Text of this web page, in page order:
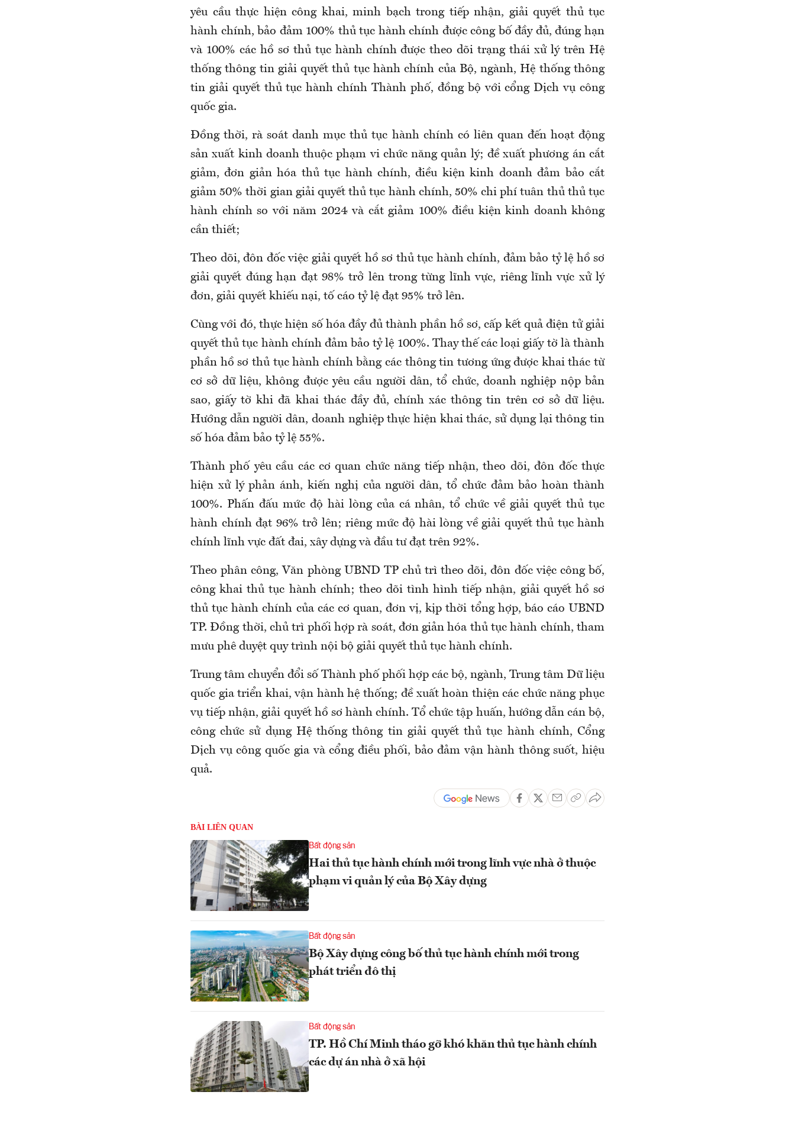
yêu cầu thực hiện công khai, minh bạch trong tiếp nhận, giải quyết thủ tục
hành chính, bảo đảm 100% thủ tục hành chính được công bố đầy đủ, đúng hạn
và 100% các hồ sơ thủ tục hành chính được theo dõi trạng thái xử lý trên Hệ
thống thông tin giải quyết thủ tục hành chính của Bộ, ngành, Hệ thống thông
tin giải quyết thủ tục hành chính Thành phố, đồng bộ với cổng Dịch vụ công
quốc gia.
Đồng thời, rà soát danh mục thủ tục hành chính có liên quan đến hoạt động
sản xuất kinh doanh thuộc phạm vi chức năng quản lý; đề xuất phương án cắt
giảm, đơn giản hóa thủ tục hành chính, điều kiện kinh doanh đảm bảo cắt
giảm 50% thời gian giải quyết thủ tục hành chính, 50% chi phí tuân thủ thủ tục
hành chính so với năm 2024 và cắt giảm 100% điều kiện kinh doanh không
cần thiết;
Theo dõi, đôn đốc việc giải quyết hồ sơ thủ tục hành chính, đảm bảo tỷ lệ hồ sơ
giải quyết đúng hạn đạt 98% trở lên trong từng lĩnh vực, riêng lĩnh vực xử lý
đơn, giải quyết khiếu nại, tố cáo tỷ lệ đạt 95% trở lên.
Cùng với đó, thực hiện số hóa đầy đủ thành phần hồ sơ, cấp kết quả điện tử giải
quyết thủ tục hành chính đảm bảo tỷ lệ 100%. Thay thế các loại giấy tờ là thành
phần hồ sơ thủ tục hành chính bằng các thông tin tương ứng được khai thác từ
cơ sở dữ liệu, không được yêu cầu người dân, tổ chức, doanh nghiệp nộp bản
sao, giấy tờ khi đã khai thác đầy đủ, chính xác thông tin trên cơ sở dữ liệu.
Hướng dẫn người dân, doanh nghiệp thực hiện khai thác, sử dụng lại thông tin
số hóa đảm bảo tỷ lệ 55%.
Thành phố yêu cầu các cơ quan chức năng tiếp nhận, theo dõi, đôn đốc thực
hiện xử lý phản ánh, kiến nghị của người dân, tổ chức đảm bảo hoàn thành
100%. Phấn đấu mức độ hài lòng của cá nhân, tổ chức về giải quyết thủ tục
hành chính đạt 96% trở lên; riêng mức độ hài lòng về giải quyết thủ tục hành
chính lĩnh vực đất đai, xây dựng và đầu tư đạt trên 92%.
Theo phân công, Văn phòng UBND TP chủ trì theo dõi, đôn đốc việc công bố,
công khai thủ tục hành chính; theo dõi tình hình tiếp nhận, giải quyết hồ sơ
thủ tục hành chính của các cơ quan, đơn vị, kịp thời tổng hợp, báo cáo UBND
TP. Đồng thời, chủ trì phối hợp rà soát, đơn giản hóa thủ tục hành chính, tham
mưu phê duyệt quy trình nội bộ giải quyết thủ tục hành chính.
Trung tâm chuyển đổi số Thành phố phối hợp các bộ, ngành, Trung tâm Dữ liệu
quốc gia triển khai, vận hành hệ thống; đề xuất hoàn thiện các chức năng phục
vụ tiếp nhận, giải quyết hồ sơ hành chính. Tổ chức tập huấn, hướng dẫn cán bộ,
công chức sử dụng Hệ thống thông tin giải quyết thủ tục hành chính, Cổng
Dịch vụ công quốc gia và cổng điều phối, bảo đảm vận hành thông suốt, hiệu
quả.
BÀI LIÊN QUAN
Bất động sản
Hai thủ tục hành chính mới trong lĩnh vực nhà ở thuộc
phạm vi quản lý của Bộ Xây dựng
Bất động sản
Bộ Xây dựng công bố thủ tục hành chính mới trong
phát triển đô thị
Bất động sản
TP. Hồ Chí Minh tháo gỡ khó khăn thủ tục hành chính
các dự án nhà ở xã hội